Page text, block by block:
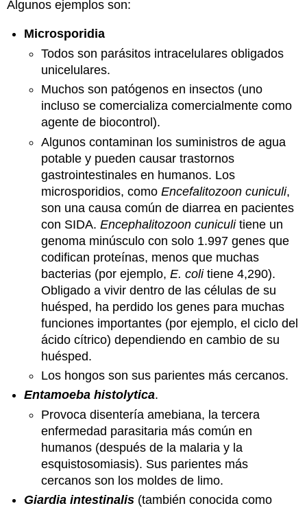
Algunos ejemplos son:
Microsporidia
Todos son parásitos intracelulares obligados
unicelulares.
Muchos son patógenos en insectos (uno
incluso se comercializa comercialmente como
agente de biocontrol).
Algunos contaminan los suministros de agua
potable y pueden causar trastornos
gastrointestinales en humanos. Los
microsporidios, como Encefalitozoon cuniculi,
son una causa común de diarrea en pacientes
con SIDA. Encephalitozoon cuniculitiene un
genoma minúsculo con solo 1.997 genes que
codifican proteínas, menos que muchas
bacterias (por ejemplo, E. colitiene 4,290).
Obligado a vivir dentro de las células de su
huésped, ha perdido los genes para muchas
funciones importantes (por ejemplo, el ciclo del
ácido cítrico) dependiendo en cambio de su
huésped.
Los hongos son sus parientes más cercanos.
Entamoeba histolytica.
Provoca disentería amebiana, la tercera
enfermedad parasitaria más común en
humanos (después de la malaria y la
esquistosomiasis). Sus parientes más
cercanos son los moldes de limo.
Giardia intestinalis (también conocida como